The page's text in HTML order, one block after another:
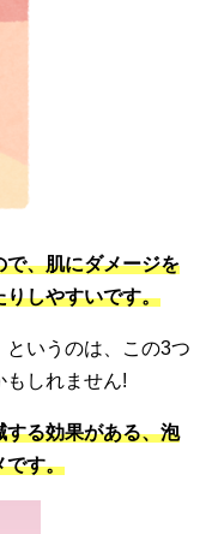
で、肌にダメージを
りしやすいです。
いうのは、この3つ
もしれません!
する効果がある、泡
です。